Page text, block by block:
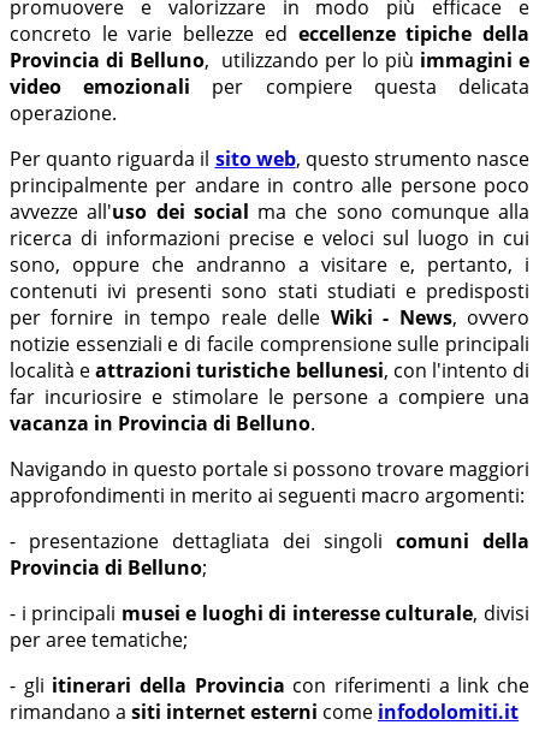
promuovere e valorizzare in modo più efficace e
concreto le varie bellezze ed eccellenze tipiche della
Provincia di Belluno, utilizzando per lo più immagini e
video emozionali per compiere questa delicata
operazione.
Per quanto riguarda il sito web, questo strumento nasce
principalmente per andare in contro alle persone poco
avvezze all'uso dei social ma che sono comunque alla
ricerca di informazioni precise e veloci sul luogo in cui
sono, oppure che andranno a visitare e, pertanto, i
contenuti ivi presenti sono stati studiati e predisposti
per fornire in tempo reale delle Wiki - News, ovvero
notizie essenziali e di facile comprensione sulle principali
località eattrazioni turistiche bellunesi, con l'intento di
far incuriosire e stimolare le persone a compiere una
vacanza in Provincia di Belluno.
Navigando in questo portale si possono trovare maggiori
approfondimenti in merito ai seguenti macro argomenti:
- presentazione dettagliata dei singoli comuni della
Provincia di Belluno;
- i principali musei e luoghi di interesse culturale, divisi
per aree tematiche;
- gli itinerari della Provincia con riferimenti a link che
rimandano a siti internet esterni come infodolomiti.it